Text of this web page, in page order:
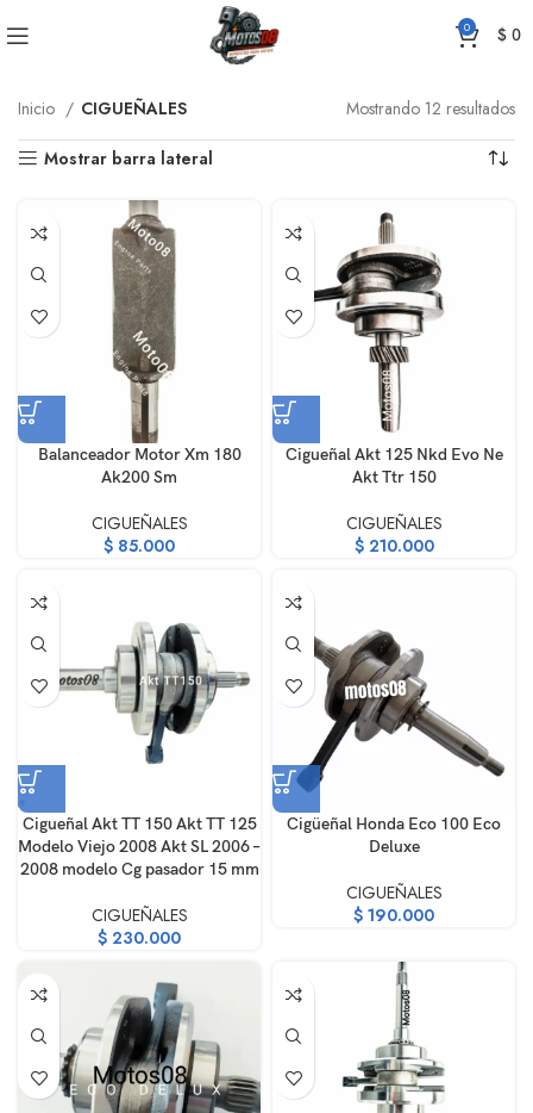
0 $0
Inicio CIGUEÑALES Mostrando 12 resultados
Mostrar barra lateral
Balanceador Motor Xm 180
Ak200 Sm
CIGUEÑALES
$ 85.000
Cigueñal Akt 125 Nkd Evo Ne
Akt Ttr 150
CIGUEÑALES
$210.000
Cigueñal Akt TT 150 Akt TT 125
Modelo Viejo 2008 Akt SL 2006 –
2008 modelo Cg pasador 15 mm
CIGUEÑALES
$ 230.000
Cigüeñal Honda Eco 100 Eco
Deluxe
CIGUEÑALES
$ 190.000